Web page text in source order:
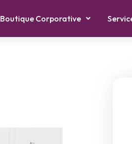
Boutique Corporative